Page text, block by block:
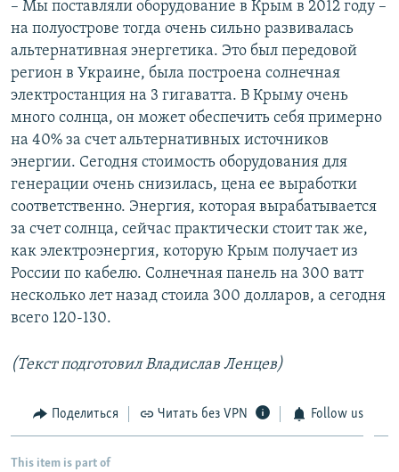
– Мы поставляли оборудование в Крым в 2012 году –
на полуострове тогда очень сильно развивалась
альтернативная энергетика. Это был передовой
регион в Украине, была построена солнечная
электростанция на 3 гигаватта. В Крыму очень
много солнца, он может обеспечить себя примерно
на 40% за счет альтернативных источников
энергии. Сегодня стоимость оборудования для
генерации очень снизилась, цена ее выработки
соответственно. Энергия, которая вырабатывается
за счет солнца, сейчас практически стоит так же,
как электроэнергия, которую Крым получает из
России по кабелю. Солнечная панель на 300 ватт
несколько лет назад стоила 300 долларов, а сегодня
всего 120-130.
(Текст подготовил Владислав Ленцев)
Поделиться Читать без VPN Follow us
This item is part of